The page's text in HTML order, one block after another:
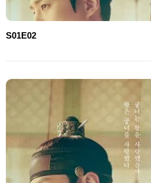
S01E02